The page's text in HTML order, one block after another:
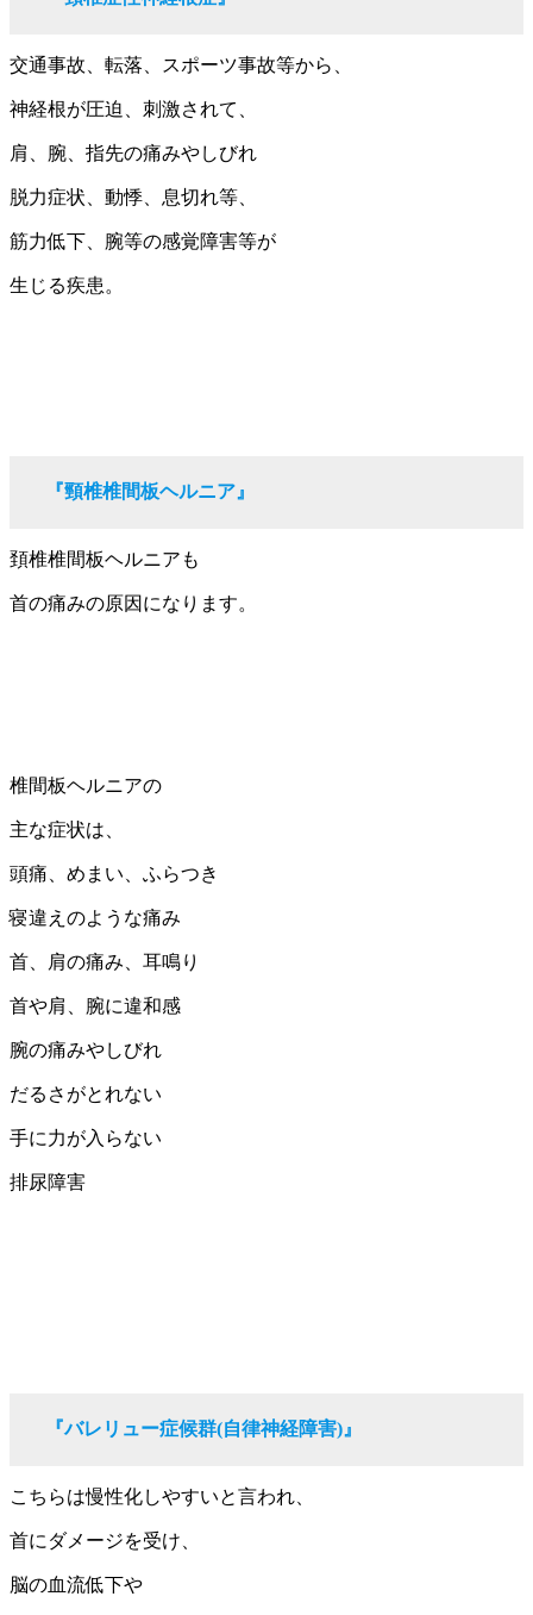
交通事故、転落、スポーツ事故等から、
神経根が圧迫、刺激されて、
肩、腕、指先の痛みやしびれ
脱力症状、動悸、息切れ等、
筋力低下、腕等の感覚障害等が
生じる疾患。
『頸椎椎間板ヘルニア』
頚椎椎間板ヘルニアも
首の痛みの原因になります。
椎間板ヘルニアの
主な症状は、
頭痛、めまい、ふらつき
寝違えのような痛み
首、肩の痛み、耳鳴り
首や肩、腕に違和感
腕の痛みやしびれ
だるさがとれない
手に力が入らない
排尿障害
『バレリュー症候群(自律神経障害)』
こちらは慢性化しやすいと言われ、
首にダメージを受け、
脳の血流低下や